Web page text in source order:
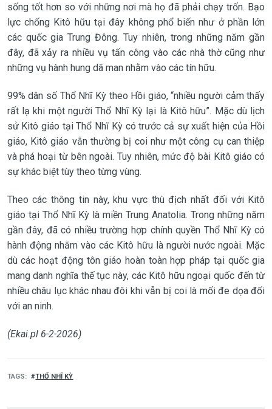
sống tốt hơn so với những nơi mà họ đã phải chạy trốn. Bạo
lực chống Kitô hữu tại đây không phổ biến như ở phần lớn
các quốc gia Trung Đông. Tuy nhiên, trong những năm gần
đây, đã xảy ra nhiều vụ tấn công vào các nhà thờ cũng như
những vụ hành hung dã man nhằm vào các tín hữu.
99% dân số Thổ Nhĩ Kỳ theo Hồi giáo, “nhiều người cảm thấy
rất lạ khi một người Thổ Nhĩ Kỳ lại là Kitô hữu”. Mặc dù lịch
sử Kitô giáo tại Thổ Nhĩ Kỳ có trước cả sự xuất hiện của Hồi
giáo, Kitô giáo vẫn thường bị coi như một công cụ can thiệp
và phá hoại từ bên ngoài. Tuy nhiên, mức độ bài Kitô giáo có
sự khác biệt tùy theo từng vùng.
Theo các thông tin này, khu vực thù địch nhất đối với Kitô
giáo tại Thổ Nhĩ Kỳ là miền Trung Anatolia. Trong những năm
gần đây, đã có nhiều trường hợp chính quyền Thổ Nhĩ Kỳ có
hành động nhằm vào các Kitô hữu là người nước ngoài. Mặc
dù các hoạt động tôn giáo hoàn toàn hợp pháp tại quốc gia
mang danh nghĩa thế tục này, các Kitô hữu ngoại quốc đến từ
nhiều châu lục khác nhau đôi khi vẫn bị coi là mối đe dọa đối
với an ninh.
(Ekai.pl 6-2-2026)
TAGS THỔ NHĨ KỲ